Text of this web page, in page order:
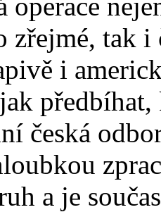
zřejmé, tak i
i
předbíhat,
česká
a je